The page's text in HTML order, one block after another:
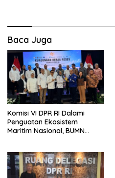
Baca Juga
Komisi VI DPR RI Dalami
Penguatan Ekosistem
Maritim Nasional, BUMN